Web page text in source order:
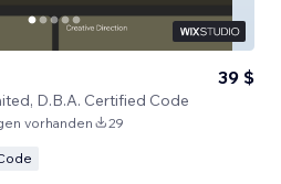
D.B.A. Certified Code
39 $
vorhanden 29